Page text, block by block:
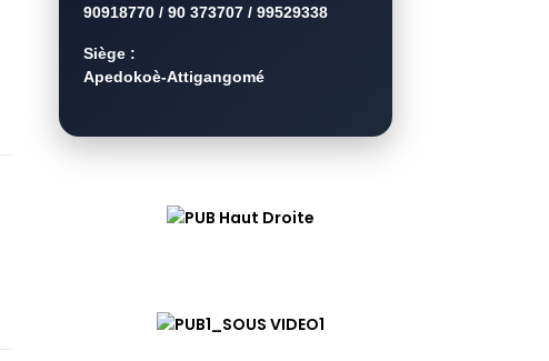
90918770 / 90 373707 / 99529338
Siège :
Apedokoè-Attigangomé